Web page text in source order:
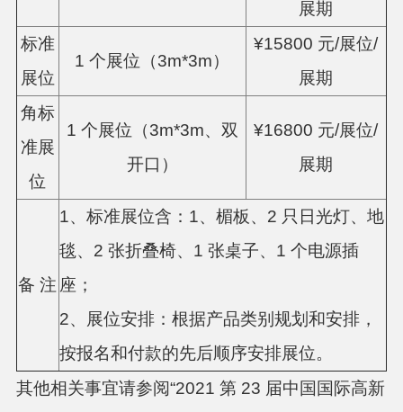
展期
标准
展位
1 个展位（3m*3m）
¥15800 元/展位/
展期
角标
准展
位
1 个展位（3m*3m、双
开口）
¥16800 元/展位/
展期
备 注
1、标准展位含：1、楣板、2 只日光灯、地
毯、2 张折叠椅、1 张桌子、1 个电源插
座；
2、展位安排：根据产品类别规划和安排，
按报名和付款的先后顺序安排展位。
其他相关事宜请参阅“2021 第 23 届中国国际高新